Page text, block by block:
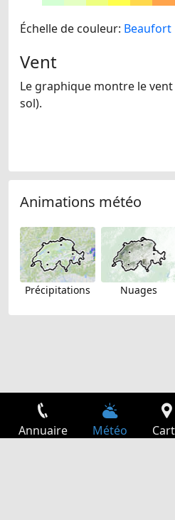
Échelle de couleur: Beaufort
Vent
Le graphique montre le
sol).
Animations météo
Précipitations Nuages
Annuaire Météo